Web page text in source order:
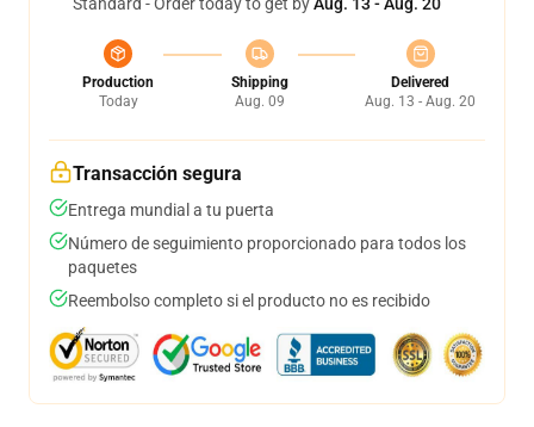
Production
Today
Shipping
Aug. 09
Delivered
Aug. 13 - Aug. 20
Transacción segura
Entrega mundial a tu puerta
Número de seguimiento proporcionado para todos los
paquetes
Reembolso completo si el producto no es recibido